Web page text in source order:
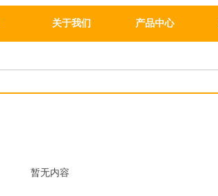
关于我们 产品中心
暂无内容